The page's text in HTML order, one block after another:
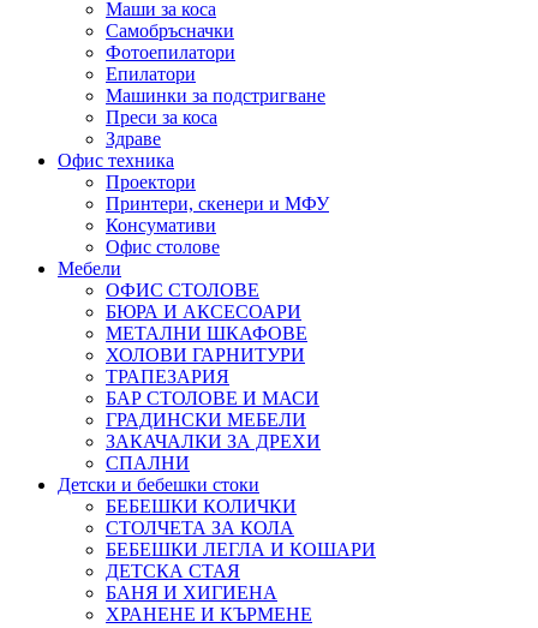
Маши за коса
Самобръсначки
Фотоепилатори
Епилатори
Машинки за подстригване
Преси за коса
Здраве
Офис техника
Проектори
Принтери, скенери и МФУ
Консумативи
Офис столове
Мебели
ОФИС СТОЛОВЕ
БЮРА И АКСЕСОАРИ
МЕТАЛНИ ШКАФОВЕ
ХОЛОВИ ГАРНИТУРИ
ТРАПЕЗАРИЯ
БАР СТОЛОВЕ И МАСИ
ГРАДИНСКИ МЕБЕЛИ
ЗАКАЧАЛКИ ЗА ДРЕХИ
СПАЛНИ
Детски и бебешки стоки
БЕБЕШКИ КОЛИЧКИ
СТОЛЧЕТА ЗА КОЛА
БЕБЕШКИ ЛЕГЛА И КОШАРИ
ДЕТСКА СТАЯ
БАНЯ И ХИГИЕНА
ХРАНЕНЕ И КЪРМЕНЕ